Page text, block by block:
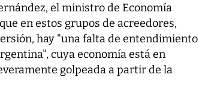
el ministro de Economía
en estos grupos de acreedores,
hay "una falta de entendimiento
cuya economía está en
golpeada a partir de la